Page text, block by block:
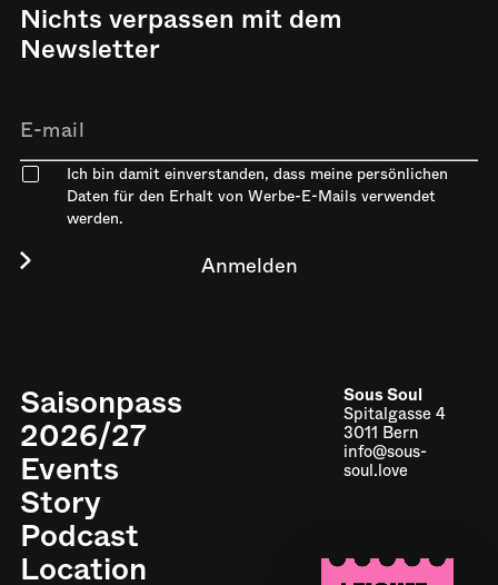
Nichts verpassen mit dem
Newsletter
Ich bin damit einverstanden, dass meine persönlichen
Daten für den Erhalt von Werbe-E-Mails verwendet
werden.
Saisonpass
2026/27
Events
Story
Podcast
Location
Sous Soul
Spitalgasse 4
3011 Bern
info@sous-
soul.love